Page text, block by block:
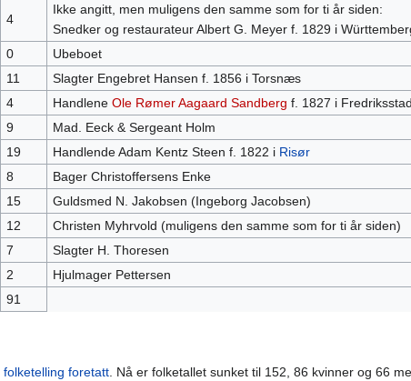
4
Ikke angitt, men muligens den samme som for ti år siden:
Snedker og restaurateur Albert G. Meyer f. 1829 i
0
Ubeboet
11
Slagter Engebret Hansen f. 1856 i Torsnæs
4 Handlene Ole Rømer Aagaard Sandberg f. 1827 i Fredriksstad
9
Mad. Eeck & Sergeant Holm
19 Handlende Adam Kentz Steen f. 1822 i Risør
8
Bager Christoffersens Enke
15
Guldsmed N. Jakobsen (Ingeborg Jacobsen)
12
Christen Myhrvold (muligens den samme som for ti år siden)
7
Slagter H. Thoresen
2
Hjulmager Pettersen
91
folketelling foretatt . Nå er folketallet sunket til 152, 86 kvinner og 66